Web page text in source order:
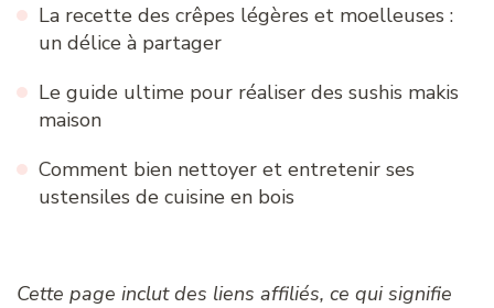
La recette des crêpes légères et moelleuses :
un délice à partager
Le guide ultime pour réaliser des sushis makis
maison
Comment bien nettoyer et entretenir ses
ustensiles de cuisine en bois
Cette page inclut des liens affiliés, ce qui signifie